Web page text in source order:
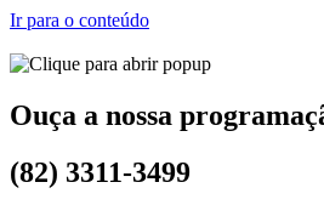
Ir para o conteúdo
Ouça a nossa
(82) 3311-3499